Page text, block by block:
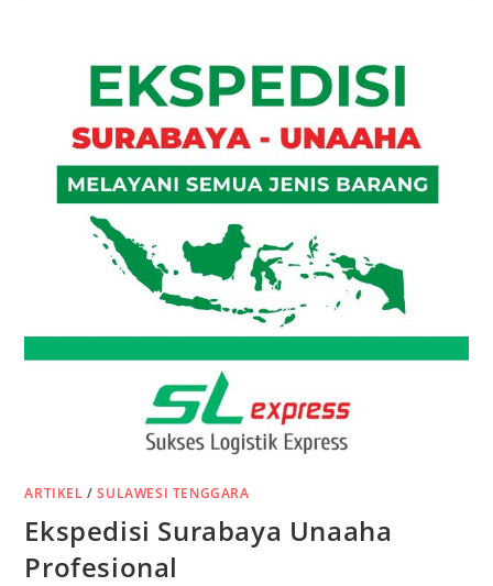
ARTIKEL /SULAWESI TENGGARA
Ekspedisi Surabaya Unaaha
Profesional